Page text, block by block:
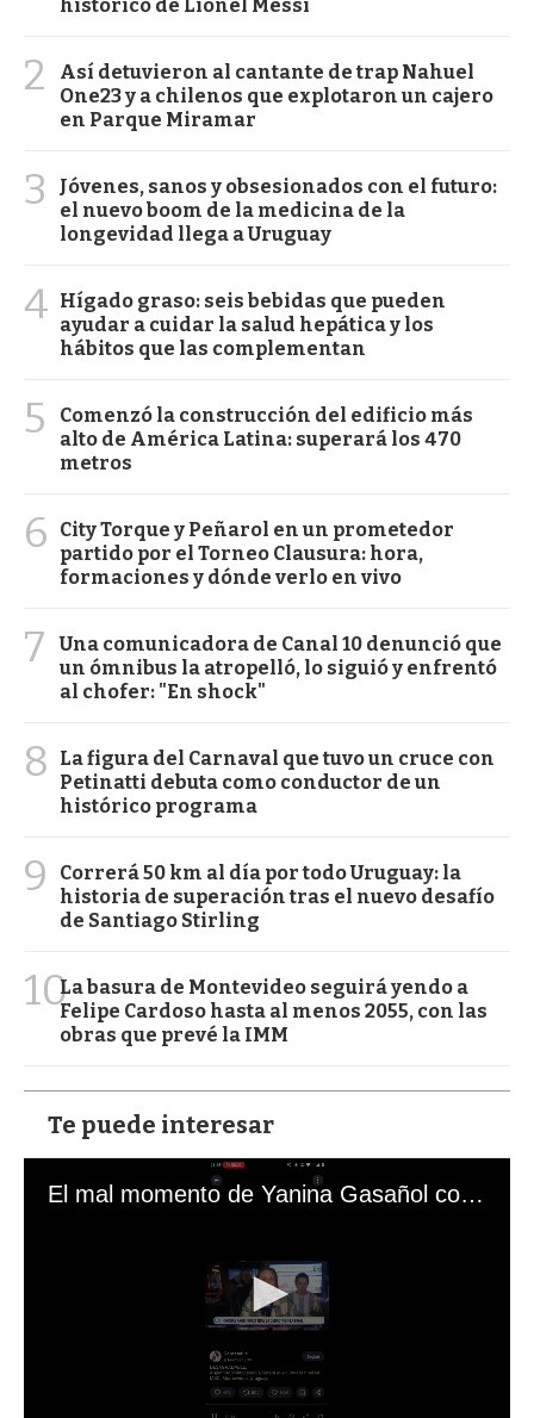
histórico de Lionel Messi
2
Así detuvieron al cantante de trap Nahuel
One23 y a chilenos que explotaron un cajero
en Parque Miramar
3
Jóvenes, sanos y obsesionados con el futuro:
el nuevo boom de la medicina de la
longevidad llega a Uruguay
4 Hígado graso: seis bebidas que pueden
ayudar a cuidar la salud hepática y los
hábitos que las complementan
5
Comenzó la construcción del edificio más
alto de América Latina: superará los 470
metros
6
City Torque y Peñarol en un prometedor
partido por el Torneo Clausura: hora,
formaciones y dónde verlo en vivo
7
Una comunicadora de Canal 10 denunció que
un ómnibus la atropelló, lo siguió y enfrentó
al chofer: "En shock"
8
La figura del Carnaval que tuvo un cruce con
Petinatti debuta como conductor de un
histórico programa
9
Correrá 50 km al día por todo Uruguay: la
historia de superación tras el nuevo desafío
de Santiago Stirling
10La basura de Montevideo seguirá yendo a
Felipe Cardoso hasta al menos 2055, con las
obras que prevé la IMM
Te puede interesar
El mal momento de Yanina Gasañol con un hincha argentino en "Subrayado"